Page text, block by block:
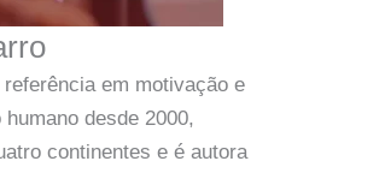
referência em motivação e
desde 2000,
continentes e é autora